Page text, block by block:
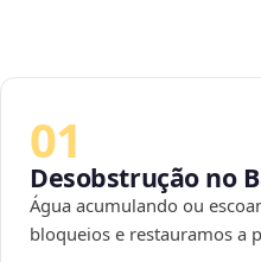
01
Desobstrução no
Água acumulando ou
bloqueios e restauramos a